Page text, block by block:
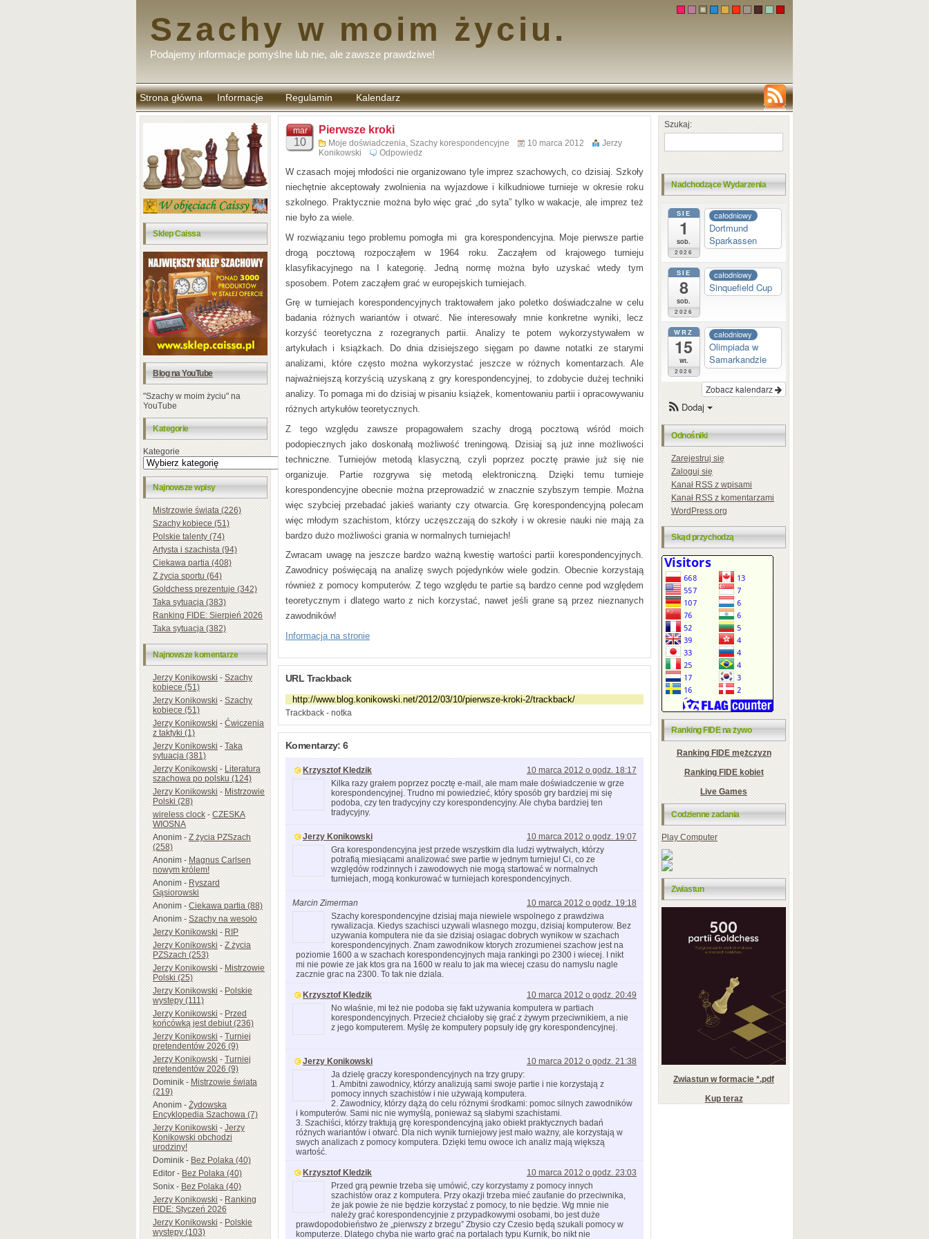
Szachy w moim życiu.
Podajemy informacje pomyślne lub nie, ale zawsze prawdziwe!
Strona główna Informacje Regulamin
komentarzy
Kalendarz
Sklep Caissa
Blog na YouTube
"Szachy w moim życiu" na
YouTube
Kategorie
Kategorie
Najnowsze wpisy
Mistrzowie świata (226)
Szachy kobiece (51)
Polskie talenty (74)
Artysta i szachista (94)
Ciekawa partia (408)
Z życia sportu (64)
Goldchess prezentuje (342)
Taka sytuacja (383)
Ranking FIDE: Sierpień 2026
Taka sytuacja (382)
Najnowsze komentarze
Jerzy Konikowski-Szachy
kobiece (51)
Jerzy Konikowski-Szachy
kobiece (51)
Jerzy Konikowski-Ćwiczenia
z taktyki (1)
Jerzy Konikowski-Taka
sytuacja (381)
Jerzy Konikowski-Literatura
szachowa po polsku (124)
Jerzy Konikowski-Mistrzowie
Polski (28)
wireless clock-CZESKA
WIOSNA
Anonim-Z życia PZSzach
(258)
Anonim-Magnus Carlsen
nowym królem!
Anonim-Ryszard
Gąsiorowski
Anonim-Ciekawa partia (88)
Anonim-Szachy na wesoło
Jerzy Konikowski-RIP
Jerzy Konikowski-Z życia
PZSzach (253)
Jerzy Konikowski-Mistrzowie
Polski (25)
Jerzy Konikowski-Polskie
występy (111)
Jerzy Konikowski-Przed
końcówką jest debiut (236)
Jerzy Konikowski-Turniej
pretendentów 2026 (9)
Jerzy Konikowski-Turniej
pretendentów 2026 (9)
Dominik-Mistrzowie świata
(219)
Anonim-Żydowska
Encyklopedia Szachowa (7)
Jerzy Konikowski-Jerzy
Konikowski obchodzi
urodziny!
Dominik-Bez Polaka (40)
Editor-Bez Polaka (40)
Sonix-Bez Polaka (40)
Jerzy Konikowski-Ranking
FIDE: Styczeń 2026
Jerzy Konikowski-Polskie
występy (103)
mar
10
Pierwsze kroki
Moje doświadczenia, Szachy korespondencyjne 10 marca 2012
Jerzy
Konikowski
Odpowiedz
W czasach mojej młodości nie organizowano tyle imprez szachowych, co dzisiaj. Szkoły
niechętnie akceptowały zwolnienia na wyjazdowe i kilkudniowe turnieje w okresie roku
szkolnego. Praktycznie można było więc grać „do syta” tylko w wakacje, ale imprez też
nie było za wiele.
W rozwiązaniu tego problemu pomogła mi gra korespondencyjna. Moje pierwsze partie
drogą pocztową rozpocząłem w 1964 roku. Zacząłem od krajowego turnieju
klasyfikacyjnego na I kategorię. Jedną normę można było uzyskać wtedy tym
sposobem. Potem zacząłem grać w europejskich turniejach.
Grę w turniejach korespondencyjnych traktowałem jako poletko doświadczalne w celu
badania różnych wariantów i otwarć. Nie interesowały mnie konkretne wyniki, lecz
korzyść teoretyczna z rozegranych partii. Analizy te potem wykorzystywałem w
artykułach i książkach. Do dnia dzisiejszego sięgam po dawne notatki ze starymi
analizami, które często można wykorzystać jeszcze w różnych komentarzach. Ale
najważniejszą korzyścią uzyskaną z gry korespondencyjnej, to zdobycie dużej techniki
analizy. To pomaga mi do dzisiaj w pisaniu książek, komentowaniu partii i opracowywaniu
różnych artykułów teoretycznych.
Z tego względu zawsze propagowałem szachy drogą pocztową wśród moich
podopiecznych jako doskonałą możliwość treningową. Dzisiaj są już inne możliwości
techniczne. Turniejów metodą klasyczną, czyli poprzez pocztę prawie już się nie
organizuje. Partie rozgrywa się metodą elektroniczną. Dzięki temu turnieje
korespondencyjne obecnie można przeprowadzić w znacznie szybszym tempie. Można
więc szybciej przebadać jakieś warianty czy otwarcia. Grę korespondencyjną polecam
więc młodym szachistom, którzy uczęszczają do szkoły i w okresie nauki nie mają za
bardzo dużo możliwości grania w normalnych turniejach!
Zwracam uwagę na jeszcze bardzo ważną kwestię wartości partii korespondencyjnych.
Zawodnicy poświęcają na analizę swych pojedynków wiele godzin. Obecnie korzystają
również z pomocy komputerów. Z tego względu te partie są bardzo cenne pod względem
teoretycznym i dlatego warto z nich korzystać, nawet jeśli grane są przez nieznanych
zawodników!
Informacja na stronie
URL Trackback
Trackback - notka
Komentarzy: 6
Krzysztof Kledzik
10 marca 2012 o godz. 18:17
Kilka razy grałem poprzez pocztę e-mail, ale mam małe doświadczenie w grze
korespondencyjnej. Trudno mi powiedzieć, który sposób gry bardziej mi się
podoba, czy ten tradycyjny czy korespondencyjny. Ale chyba bardziej ten
tradycyjny.
Jerzy Konikowski
10 marca 2012 o godz. 19:07
Gra korespondencyjna jest przede wszystkim dla ludzi wytrwałych, którzy
potrafią miesiącami analizować swe partie w jednym turnieju! Ci, co ze
względów rodzinnych i zawodowych nie mogą startować w normalnych
turniejach, mogą konkurować w turniejach korespondencyjnych.
Marcin Zimerman
10 marca 2012 o godz. 19:18
Szachy korespondencyjne dzisiaj maja niewiele wspolnego z prawdziwa
rywalizacja. Kiedys szachisci uzywali wlasnego mozgu, dzisiaj komputerow. Bez
uzywania komputera nie da sie dzisiaj osiagac dobrych wynikow w szachach
korespondencyjnych. Znam zawodnikow ktorych zrozumienei szachow jest na
poziomie 1600 a w szachach korespondencyjnych maja rankingi po 2300 i wiecej. I nikt
mi nie powie ze jak ktos gra na 1600 w realu to jak ma wiecej czasu do namyslu nagle
zacznie grac na 2300. To tak nie dziala.
Krzysztof Kledzik
10 marca 2012 o godz. 20:49
No właśnie, mi też nie podoba się fakt używania komputera w partiach
korespondencyjnych. Przecież chciałoby się grać z żywym przeciwnikiem, a nie
z jego komputerem. Myślę że komputery popsuły idę gry korespondencyjnej.
Jerzy Konikowski
10 marca 2012 o godz. 21:38
Ja dzielę graczy korespondencyjnych na trzy grupy:
1. Ambitni zawodnicy, którzy analizują sami swoje partie i nie korzystają z
pomocy innych szachistów i nie używają komputera.
2. Zawodnicy, którzy dążą do celu różnymi środkami: pomoc silnych zawodników
i komputerów. Sami nic nie wymyślą, ponieważ są słabymi szachistami.
3. Szachiści, którzy traktują grę korespondencyjną jako obiekt praktycznych badań
różnych wariantów i otwarć. Dla nich wynik turniejowy jest mało ważny, ale korzystają w
swych analizach z pomocy komputera. Dzięki temu owoce ich analiz mają większą
wartość.
Krzysztof Kledzik
10 marca 2012 o godz. 23:03
Przed grą pewnie trzeba się umówić, czy korzystamy z pomocy innych
szachistów oraz z komputera. Przy okazji trzeba mieć zaufanie do przeciwnika,
że jak powie że nie będzie korzystać z pomocy, to nie będzie. Wg mnie nie
należy grać korespondencyjnie z przypadkowymi osobami, bo jest duże
prawdopodobieństwo że „pierwszy z brzegu” Zbysio czy Czesio będą szukali pomocy w
komputerze. Dlatego chyba nie warto grać na portalach typu Kurnik, bo nikt nie
Szukaj:
Nadchodzące Wydarzenia
SIE
1
sob.
2026
całodniowy
Dortmund
Sparkassen
SIE
8
sob.
2026
całodniowy
Sinquefield Cup
WRZ
15
wt.
2026
całodniowy
Olimpiada w
Samarkandzie
Zobacz kalendarz
Dodaj
Odnośniki
Zarejestruj się
Zaloguj się
KanałRSSz wpisami
KanałRSSz komentarzami
WordPress.org
Skąd przychodzą
Ranking FIDE na żywo
Ranking FIDE mężczyzn
Ranking FIDE kobiet
Live Games
Codzienne zadania
Play Computer
Zwiastun
Zwiastun w formacie *.pdf
Kup teraz